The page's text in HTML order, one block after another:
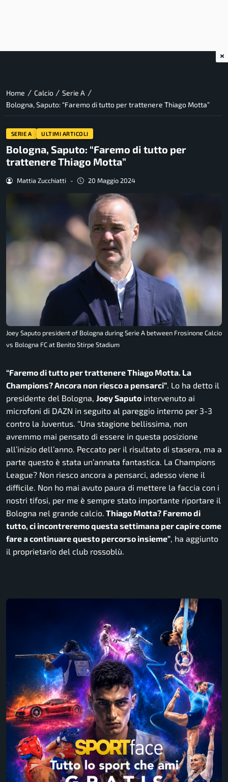
Home / Calcio / Serie A /
Bologna, Saputo: “Faremo di tutto per trattenere Thiago Motta”
SERIE A ULTIMI ARTICOLI
Bologna, Saputo: “Faremo di tutto per
trattenere Thiago Motta”
Mattia Zucchiatti - 20 Maggio 2024
Joey Saputo president of Bologna during Serie A between Frosinone Calcio
vs Bologna FC at Benito Stirpe Stadium
“Faremo di tutto per trattenere Thiago Motta. La
Champions? Ancora non riesco a pensarci”. Lo ha detto il
presidente del Bologna, Joey Saputo intervenuto ai
microfoni di DAZN in seguito al pareggio interno per 3-3
contro la Juventus. “Una stagione bellissima, non
avremmo mai pensato di essere in questa posizione
all’inizio dell’anno. Peccato per il risultato di stasera, ma a
parte questo è stata un’annata fantastica. La Champions
League? Non riesco ancora a pensarci, adesso viene il
difficile. Non ho mai avuto paura di mettere la faccia con i
nostri tifosi, per me è sempre stato importante riportare il
Bologna nel grande calcio. Thiago Motta? Faremo di
tutto, ci incontreremo questa settimana per capire come
fare a continuare questo percorso insieme”, ha aggiunto
il proprietario del club rossoblù.
×